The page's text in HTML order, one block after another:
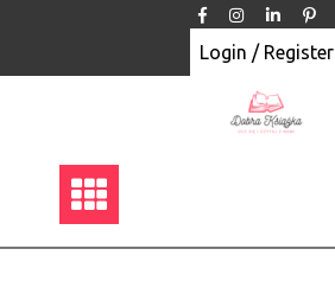
Login / Register